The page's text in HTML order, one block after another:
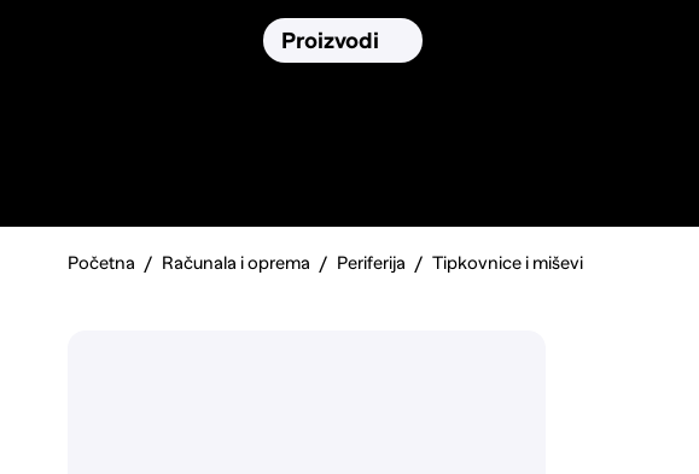
Proizvodi
Početna Računala i oprema Periferija Tipkovnice i miševi